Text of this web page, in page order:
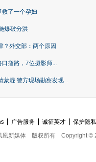
了一个孕妇
爆破分洪
？外交部：两个原因
指路，7位摄影师...
蒙混 警方现场勘察发现...
广告服务 诚征英才
保护隐
凰新媒体
版权所有 Copyright ©